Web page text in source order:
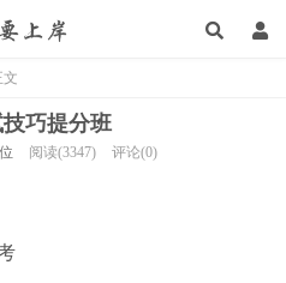
文
巧提分班
阅读(3347) 评论(0)